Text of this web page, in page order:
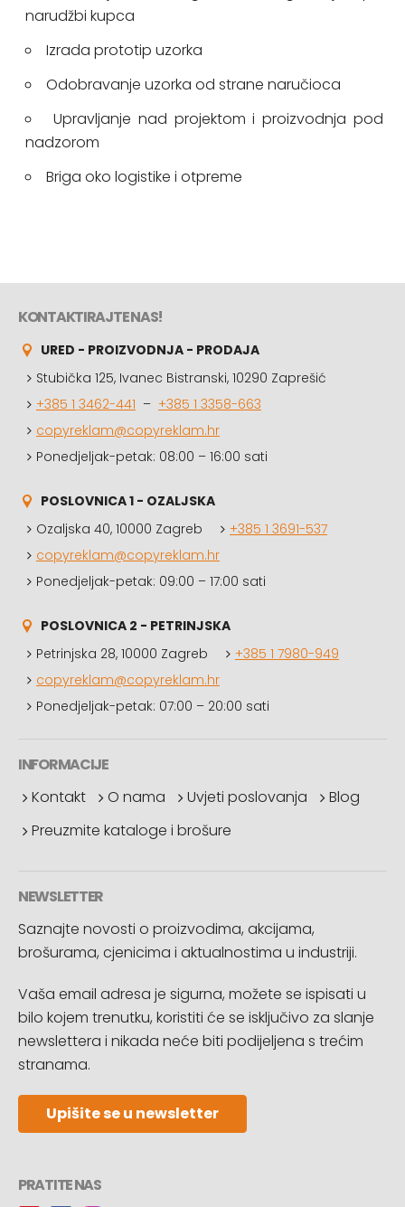
narudžbi kupca
Izrada prototip uzorka
Odobravanje uzorka od strane naručioca
Upravljanje nad projektom i proizvodnja pod
nadzorom
Briga oko logistike i otpreme
KONTAKTIRAJTE NAS!
URED - PROIZVODNJA - PRODAJA
Stubička 125, Ivanec Bistranski, 10290 Zaprešić
+385 1 3462-441 – +385 1 3358-663
copyreklam@copyreklam.hr
Ponedjeljak-petak: 08:00 – 16:00 sati
POSLOVNICA 1 - OZALJSKA
Ozaljska 40, 10000 Zagreb
+385 1 3691-537
copyreklam@copyreklam.hr
Ponedjeljak-petak: 09:00 – 17:00 sati
POSLOVNICA 2 - PETRINJSKA
Petrinjska 28, 10000 Zagreb
+385 1 7980-949
copyreklam@copyreklam.hr
Ponedjeljak-petak: 07:00 – 20:00 sati
INFORMACIJE
Kontakt
O nama Uvjeti poslovanja
Blog
Preuzmite kataloge i brošure
NEWSLETTER
Saznajte novosti o proizvodima, akcijama,
brošurama, cjenicima i aktualnostima u industriji.
Vaša email adresa je sigurna, možete se ispisati u
bilo kojem trenutku, koristiti će se isključivo za slanje
newslettera i nikada neće biti podijeljena s trećim
stranama.
Upišite se u newsletter
PRATITE NAS